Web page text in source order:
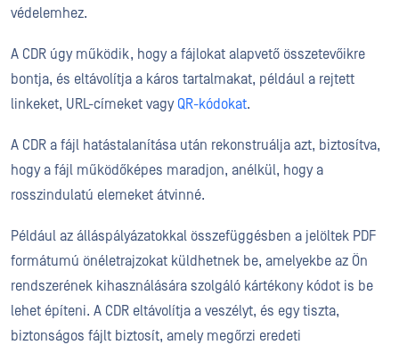
védelemhez.
A CDR úgy működik, hogy a fájlokat alapvető összetevőikre
bontja, és eltávolítja a káros tartalmakat, például a rejtett
linkeket, URL-címeket vagy QR-kódokat.
A CDR a fájl hatástalanítása után rekonstruálja azt, biztosítva,
hogy a fájl működőképes maradjon, anélkül, hogy a
rosszindulatú elemeket átvinné.
Például az álláspályázatokkal összefüggésben a jelöltek PDF
formátumú önéletrajzokat küldhetnek be, amelyekbe az Ön
rendszerének kihasználására szolgáló kártékony kódot is be
lehet építeni. A CDR eltávolítja a veszélyt, és egy tiszta,
biztonságos fájlt biztosít, amely megőrzi eredeti